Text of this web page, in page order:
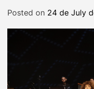
g
Posted on 24 de July